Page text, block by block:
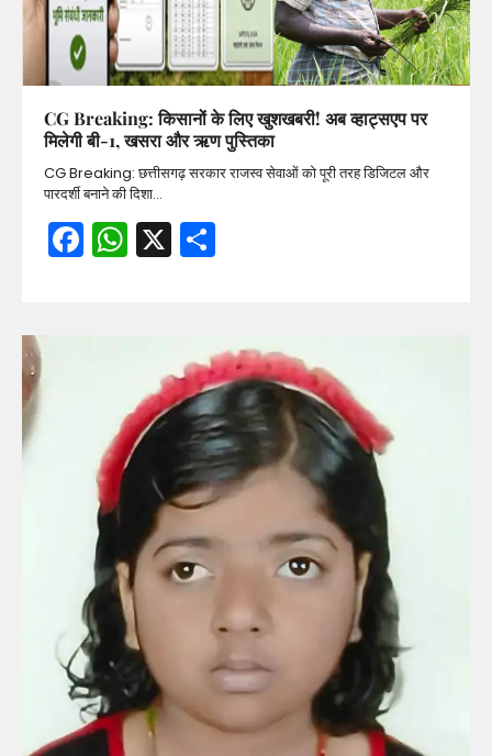
CG Breaking: किसानों के लिए खुशखबरी! अब व्हाट्सएप पर
मिलेगी बी-1, खसरा और ऋण पुस्तिका
CG Breaking: छत्तीसगढ़ सरकार राजस्व सेवाओं को पूरी तरह डिजिटल और
पारदर्शी बनाने की दिशा…
Facebook
WhatsApp
X